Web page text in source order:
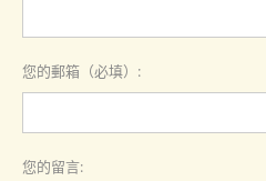
您的郵箱（必填）:
您的留言: